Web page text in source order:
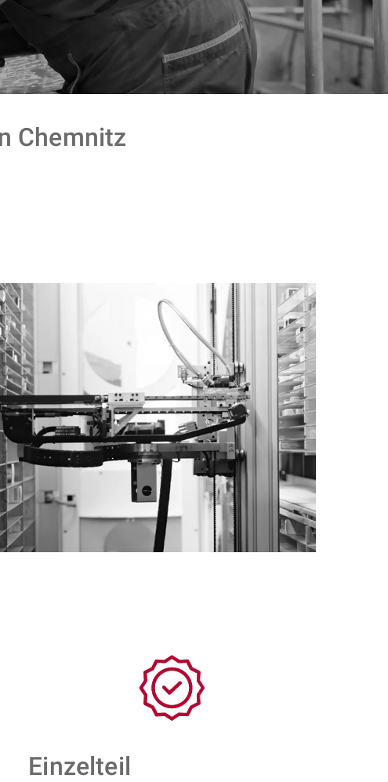
Chemnitz
Einzelteil